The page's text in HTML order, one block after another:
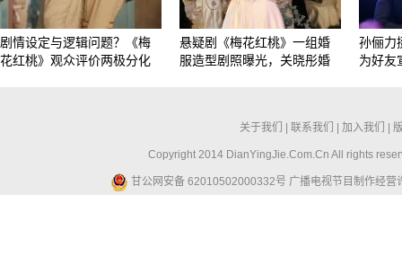
剧情设定与逻辑问题？《梅
花红桃》观众评价两极分化
悬疑剧《梅花红桃》一组婚
服造型剧照曝光，关晓彤婚
孙俪力
为好友
关于我们 联系我们 加入我们
Copyright 2014 DianYingJie.Com.Cn All rights
甘公网安备 62010502000332号 广播电视节目制作经